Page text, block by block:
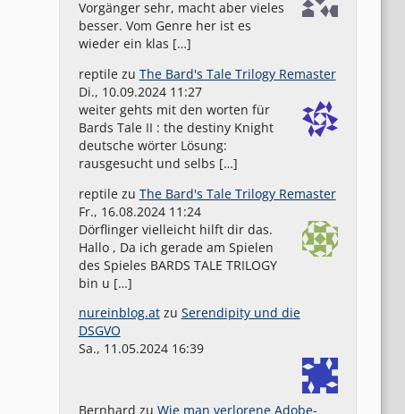
Vorgänger sehr, macht aber vieles
besser. Vom Genre her ist es
wieder ein klas […]
reptilezu The Bard's Tale Trilogy Remaster
Di., 10.09.2024 11:27
weiter gehts mit den worten für
Bards Tale II : the destiny Knight
deutsche wörter Lösung:
rausgesucht und selbs […]
reptilezu The Bard's Tale Trilogy Remaster
Fr., 16.08.2024 11:24
Dörflinger vielleicht hilft dir das.
Hallo , Da ich gerade am Spielen
des Spieles BARDS TALE TRILOGY
bin u […]
nureinblog.atzu Serendipity und die
DSGVO
Sa., 11.05.2024 16:39
Bernhard zu Wie man verlorene Adobe-